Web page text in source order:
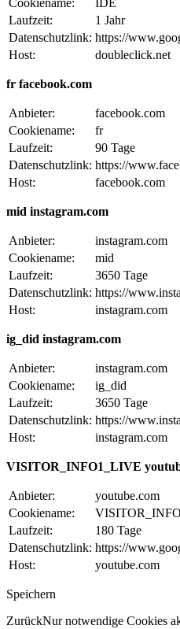
Laufzeit:
1 Jahr
Datenschutzlink: https://
Host:
doubleclick.net
fr facebook.com
Anbieter:
facebook.com
Cookiename:
fr
Laufzeit:
90 Tage
Datenschutzlink: https://
Host:
facebook.com
mid instagram.com
Anbieter:
instagram.com
Cookiename:
mid
Laufzeit:
3650 Tage
Datenschutzlink: https://
Host:
instagram.com
ig_did instagram.com
Anbieter:
instagram.com
Cookiename:
ig_did
Laufzeit:
3650 Tage
Datenschutzlink: https://
Host:
instagram.com
VISITOR_INFO1_LIVE
Anbieter:
youtube.com
Cookiename:
Laufzeit:
180 Tage
Datenschutzlink: https://
Host:
youtube.com
Speichern
ZurückNur notwendige Cookies